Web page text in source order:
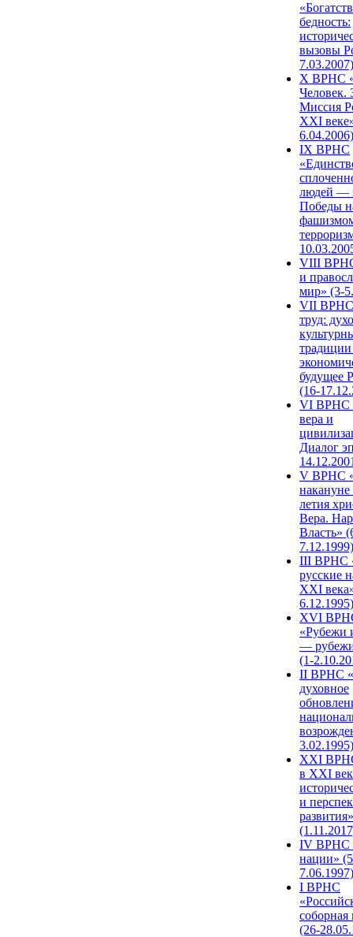
бедность:
вызовы
7.03.2007)
X ВРНС
Человек.
Миссия
XXI
6.04.2006)
IX ВРНС
людей —
Победы
VIII
и
мир» (3-
VII ВРНС
труд:
будущее
(16-
VI ВРНС
вера и
Диалог
V ВРНС
накануне
летия
Вера.
Власть»
7.12.1999)
III ВРНС
русские
XXI
6.12.1995)
XVI
«Рубежи
—
(1-
II ВРНС
духовное
3.02.1995)
XХI
в XXI
и
развития»
IV ВРНС
нации»
7.06.1997)
I ВРНС
(26-